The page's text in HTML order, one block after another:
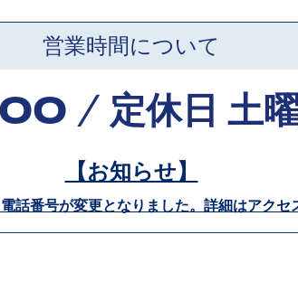
営業時間について
/ 定休日 土
【お知らせ】
話番号が変更となりました。詳細はアクセ